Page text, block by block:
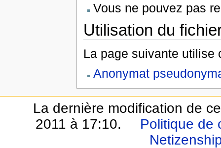
Vous ne pouvez pas
Utilisation du
La page suivante utilise
Anonymat
La dernière modification de
2011 à 17:10.
Politique de